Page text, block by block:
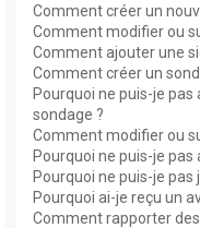
Comment créer un
Comment modifier ou
Comment ajouter une
Comment créer un
Pourquoi ne puis-je pas
sondage ?
Comment modifier ou
Pourquoi ne puis-je pas
Pourquoi ne puis-je pas
Pourquoi ai-je reçu un
Comment rapporter